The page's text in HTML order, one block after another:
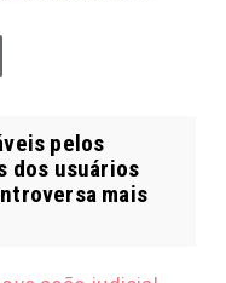
pelos
dos usuários
mais